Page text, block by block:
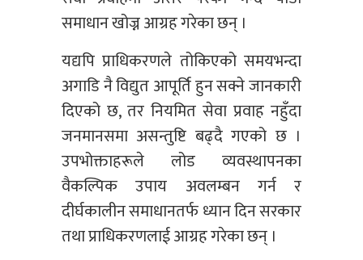
समाधान खोज्न आग्रह गरेका छन् ।
यद्यपि प्राधिकरणले तोकिएको समयभन्दा
अगाडि नै विद्युत आपूर्ति हुन सक्ने जानकारी
दिएको छ, तर नियमित सेवा प्रवाह नहुँदा
जनमानसमा असन्तुष्टि बढ्दै गएको छ ।
उपभोक्ताहरूले लोड व्यवस्थापनका
वैकल्पिक उपाय अवलम्बन गर्न र
दीर्घकालीन समाधानतर्फ ध्यान दिन सरकार
तथा प्राधिकरणलाई आग्रह गरेका छन् ।